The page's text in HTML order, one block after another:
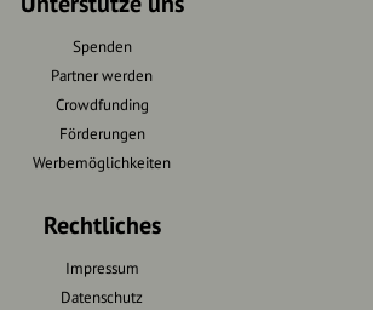
Spenden
Partner werden
Crowdfunding
Förderungen
Werbemöglichkeiten
Rechtliches
Impressum
Datenschutz